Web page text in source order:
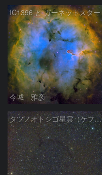
IC1396 と ガーネットスター
今城 雅彦
タツノオトシゴ星雲（ケフェウス座）